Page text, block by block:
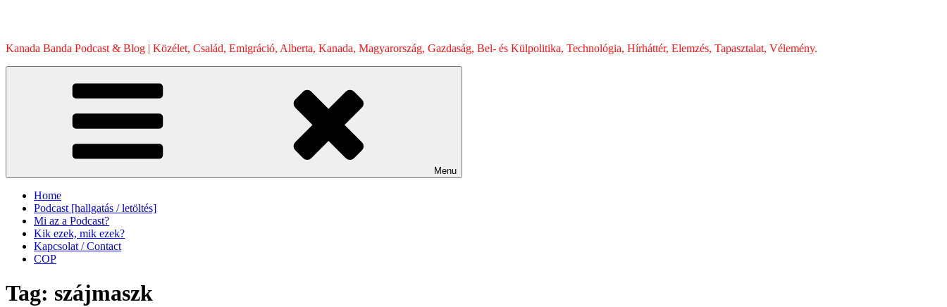
Kanada Banda Podcast & Blog | Közélet, Család, Emigráció, Alberta, Kanada, Magyarország, Gazdaság, Bel- és Külpolitika, Technológia, Hírháttér, Elemzés, Tapasztalat, Vélemény.
Menu
Home
Podcast [hallgatás / letöltés]
Mi az a Podcast?
Kik ezek, mik ezek?
Kapcsolat / Contact
COP
Tag: szájmaszk